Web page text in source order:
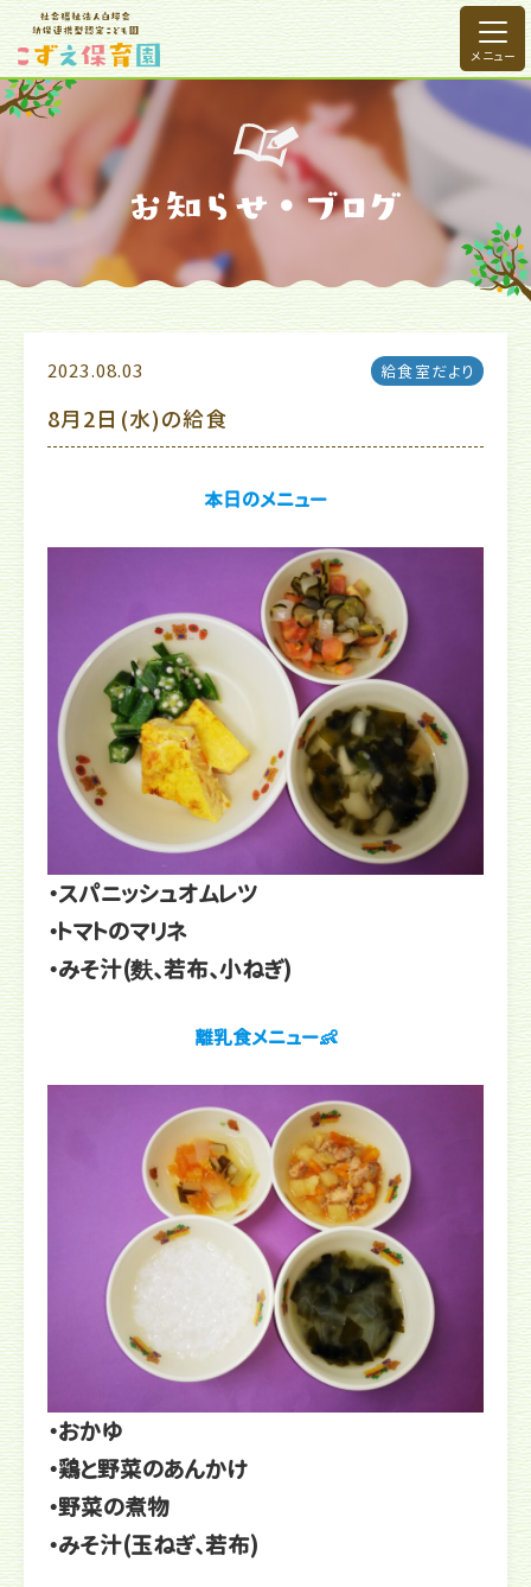
2023.08.03 給食室だより
8月2日(水)の給食
本日のメニュー
・スパニッシュオムレツ
・トマトのマリネ
・みそ汁(麩、若布、小ねぎ)
離乳食メニュー👶
・おかゆ
・鶏と野菜のあんかけ
・野菜の煮物
・みそ汁(玉ねぎ、若布)